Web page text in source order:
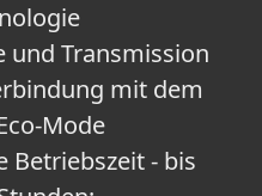
und Transmission
mit dem
Mode
Betriebszeit - bis